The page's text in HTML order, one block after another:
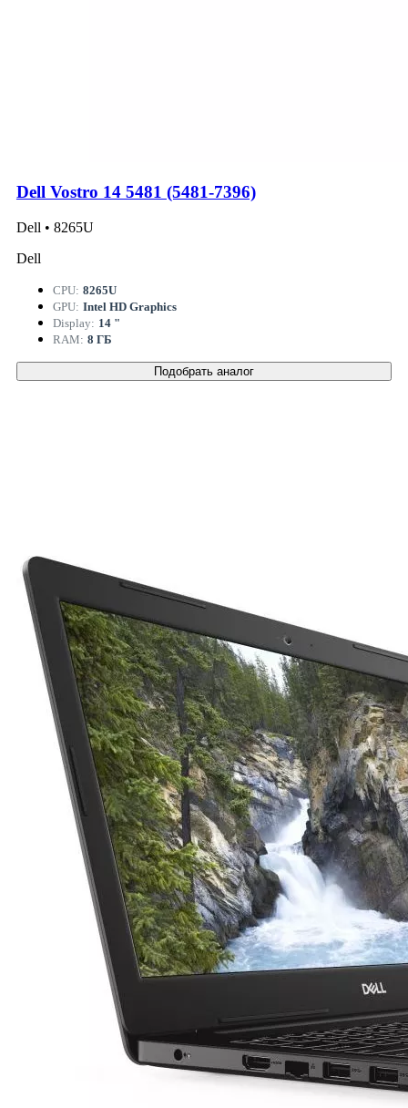
Dell Vostro 14 5481 (5481-7396)
Dell • 8265U
Dell
CPU: 8265U
GPU: Intel HD Graphics
Display: 14 "
RAM: 8 ГБ
Подобрать аналог